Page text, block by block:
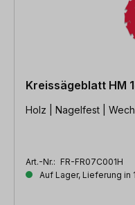
Kreissägeblatt HM
Holz | Nagelfest |
Art.-Nr.: FR-FR07C001H
Auf Lager, Lieferung in